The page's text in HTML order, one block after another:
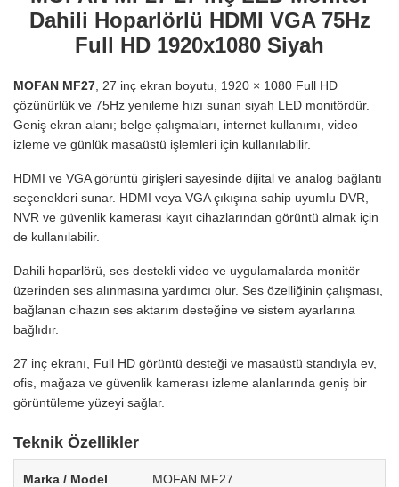
Dahili Hoparlörlü HDMI VGA 75Hz
Full HD 1920x1080 Siyah
MOFAN MF27 , 27 inç ekran boyutu, 1920 × 1080 Full HD
çözünürlük ve 75Hz yenileme hızı sunan siyah LED monitördür.
Geniş ekran alanı; belge çalışmaları, internet kullanımı, video
izleme ve günlük masaüstü işlemleri için kullanılabilir.
HDMI ve VGA görüntü girişleri sayesinde dijital ve analog bağlantı
seçenekleri sunar. HDMI veya VGA çıkışına sahip uyumlu DVR,
NVR ve güvenlik kamerası kayıt cihazlarından görüntü almak için
de kullanılabilir.
Dahili hoparlörü, ses destekli video ve uygulamalarda monitör
üzerinden ses alınmasına yardımcı olur. Ses özelliğinin çalışması,
bağlanan cihazın ses aktarım desteğine ve sistem ayarlarına
bağlıdır.
27 inç ekranı, Full HD görüntü desteği ve masaüstü standıyla ev,
ofis, mağaza ve güvenlik kamerası izleme alanlarında geniş bir
görüntüleme yüzeyi sağlar.
Teknik Özellikler
Marka / Model MOFAN MF27